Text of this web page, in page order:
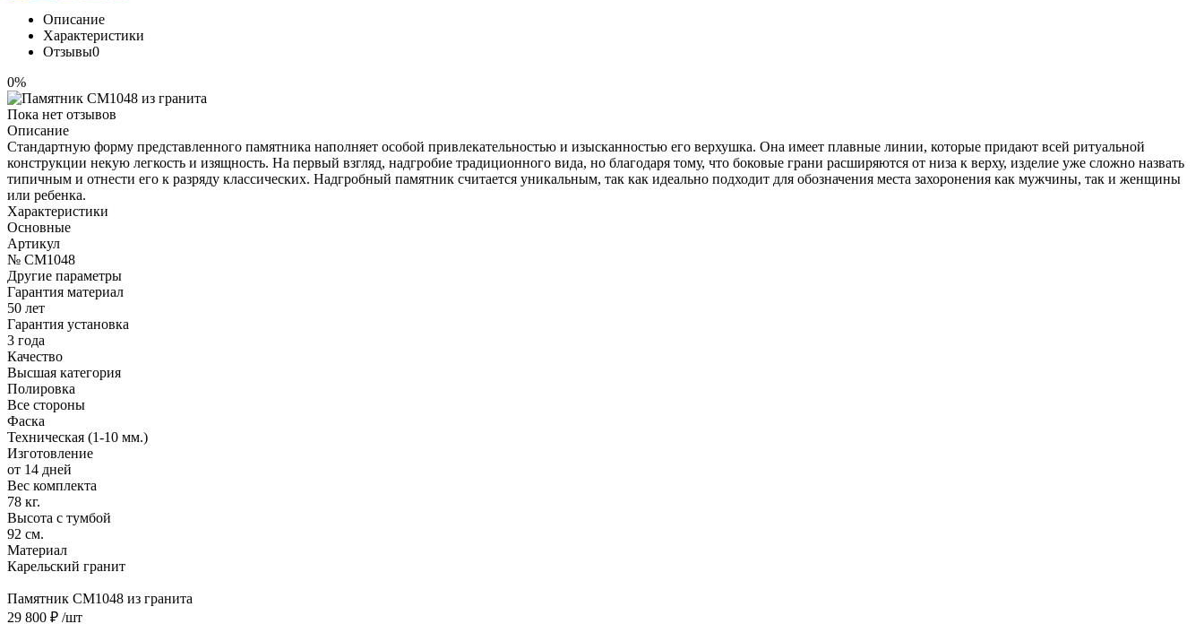
Описание
Характеристики
Отзывы0
0%
Пока нет отзывов
Описание
Стандартную форму представленного памятника наполняет особой привлекательностью и изысканностью его верхушка. Она имеет плавные линии, которые придают всей ритуальной
конструкции некую легкость и изящность. На первый взгляд, надгробие традиционного вида, но благодаря тому, что боковые грани расширяются от низа к верху, изделие уже сложно назвать
типичным и отнести его к разряду классических. Надгробный памятник считается уникальным, так как идеально подходит для обозначения места захоронения как мужчины, так и женщины
или ребенка.
Характеристики
Основные
Артикул
№ CM1048
Другие параметры
Гарантия материал
50 лет
Гарантия установка
3 года
Качество
Высшая категория
Полировка
Все стороны
Фаска
Техническая (1-10 мм.)
Изготовление
от 14 дней
Вес комплекта
78 кг.
Высота с тумбой
92 см.
Материал
Карельский гранит
Памятник CM1048 из гранита
29 800 ₽ /шт